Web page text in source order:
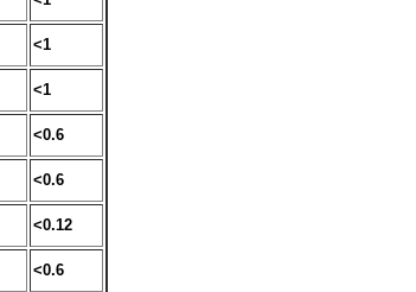
<1
<1
<0.6
<0.6
<0.12
<0.6